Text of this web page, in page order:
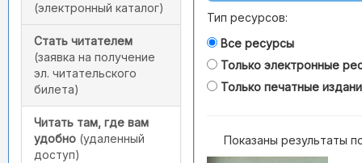
(электронный каталог)
Стать читателем
(заявка на получение
эл. читательского
билета)
Читать там, где вам
удобно (удаленный
доступ)
Тип ресурсов:
Все ресурсы
Только электронные
Только печатные
Показаны результаты